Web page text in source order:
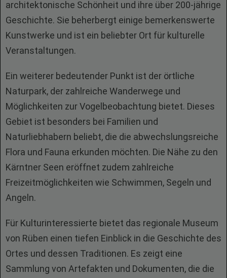
architektonische Schönheit und ihre über 200-jährige
Geschichte. Sie beherbergt einige bemerkenswerte
Kunstwerke und ist ein beliebter Ort für kulturelle
Veranstaltungen.
Ein weiterer bedeutender Punkt ist der örtliche
Naturpark, der zahlreiche Wanderwege und
Möglichkeiten zur Vogelbeobachtung bietet. Dieses
Gebiet ist besonders bei Familien und
Naturliebhabern beliebt, die die abwechslungsreiche
Flora und Fauna erkunden möchten. Die Nähe zu den
Kärntner Seen eröffnet zudem zahlreiche
Freizeitmöglichkeiten wie Schwimmen, Segeln und
Angeln.
Für Kulturinteressierte bietet das regionale Museum
von Rüben einen tiefen Einblick in die Geschichte des
Ortes und dessen Traditionen. Es zeigt eine
Sammlung von Artefakten und Dokumenten, die die